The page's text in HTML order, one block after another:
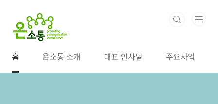
홈 온소통 소개 대표 인사말 주요사업